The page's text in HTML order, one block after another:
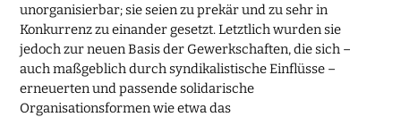
unorganisierbar; sie seien zu prekär und zu sehr in
Konkurrenz zu einander gesetzt. Letztlich wurden sie
jedoch zur neuen Basis der Gewerkschaften, die sich –
auch maßgeblich durch syndikalistische Einflüsse –
erneuerten und passende solidarische
Organisationsformen wie etwa das